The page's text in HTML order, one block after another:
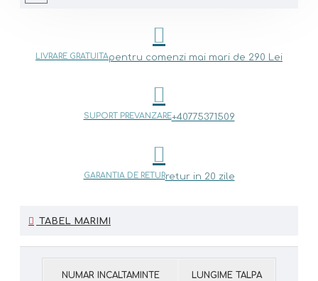
LIVRARE GRATUITApentru comenzi mai mari de 290 Lei
SUPORT PREVANZARE+40775371509
GARANTIA DE RETURretur in 20 zile
TABEL MARIMI
NUMAR INCALTAMINTE LUNGIME TALPA